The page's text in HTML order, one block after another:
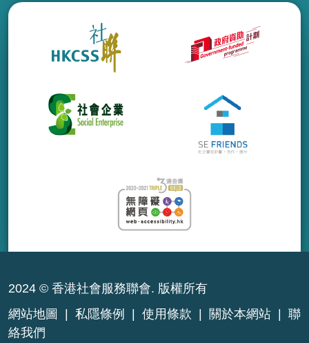
2024 © 香港社會服務聯會. 版權所有
網站地圖
私隱條例 使用條款 關於本網站
聯
絡我們